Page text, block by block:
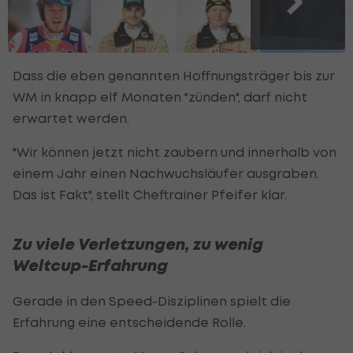
Dass die eben genannten Hoffnungsträger bis zur
WM in knapp elf Monaten "zünden", darf nicht
erwartet werden.
"Wir können jetzt nicht zaubern und innerhalb von
einem Jahr einen Nachwuchsläufer ausgraben.
Das ist Fakt", stellt Cheftrainer Pfeifer klar.
Zu viele Verletzungen, zu wenig
Weltcup-Erfahrung
Gerade in den Speed-Disziplinen spielt die
Erfahrung eine entscheidende Rolle.